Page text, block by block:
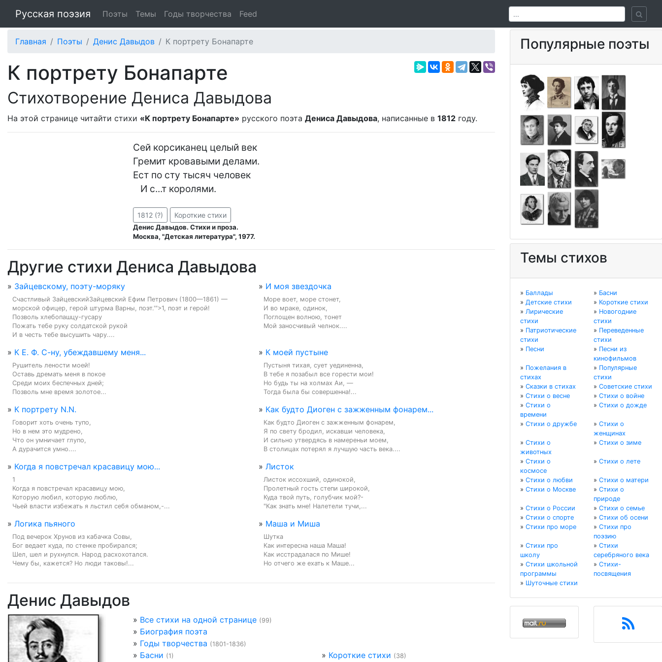
Русская поэзия Поэты Темы Годы творчества Feed
Главная Поэты Денис Давыдов К портрету Бонапарте
К портрету Бонапарте
Стихотворение Дениса Давыдова
На этой странице читайти стихи «К портрету Бонапарте» русского поэта Дениса Давыдова, написанные в 1812 году.
Сей корсиканец целый век
Гремит кровавыми делами.
Ест по сту тысяч человек
   И с...т королями.
1812 (?) Короткие стихи
Денис Давыдов. Стихи и проза.
Москва, "Детская литература", 1977.
Другие стихи Дениса Давыдова
» Зайцевскому, поэту-моряку
Счастливый ЗайцевскийЗайцевский Ефим Петрович (1800—1861) —
морской офицер, герой штурма Варны, поэт.'">1, поэт и герой!
Позволь хлебопашцу-гусару
Пожать тебе руку солдатской рукой
И в честь тебе высушить чару....
» И моя звездочка
Море воет, море стонет,
И во мраке, одинок,
Поглощен волною, тонет
Мой заносчивый челнок....
» К Е. Ф. С-ну, убеждавшему меня...
Рушитель лености моей!
Оставь дремать меня в покое
Среди моих беспечных дней;
Позволь мне время золотое...
» К моей пустыне
Пустыня тихая, сует уединенна,
В тебе я позабыл все горести мои!
Но будь ты на холмах Аи, —
Тогда была бы совершенна!...
» К портрету N.N.
Говорит хоть очень тупо,
Но в нем это мудрено,
Что он умничает глупо,
А дурачится умно....
» Как будто Диоген с зажженным фонарем...
Как будто Диоген с зажженным фонарем,
Я по свету бродил, искавши человека,
И сильно утвердясь в намереньи моем,
В столицах потерял я лучшую часть века....
» Когда я повстречал красавицу мою...
1
Когда я повстречал красавицу мою,
Которую любил, которую люблю,
Чьей власти избежать я льстил себя обманом,-...
» Листок
Листок иссохший, одинокой,
Пролетный гость степи широкой,
Куда твой путь, голубчик мой?-
"Как знать мне! Налетели тучи,...
» Логика пьяного
Под вечерок Хрунов из кабачка Совы,
Бог ведает куда, по стенке пробирался;
Шел, шел и рухнулся. Народ расхохотался.
Чему бы, кажется? Но люди таковы!...
» Маша и Миша
Шутка
Как интересна наша Маша!
Как исстрадалася по Мише!
Но отчего же ехать к Маше...
Денис Давыдов
» Все стихи на одной странице (99)
» Биография поэта
» Годы творчества (1801-1836)
» Басни (1) » Короткие стихи (38)
Популярные поэты
Темы стихов
» Баллады » Басни
» Детские стихи » Короткие стихи
» Лирические
стихи
» Новогодние
стихи
» Патриотические
стихи
» Переведенные
стихи
» Песни » Песни из
кинофильмов
» Пожелания в
стихах
» Популярные
стихи
» Сказки в стихах » Советские стихи
» Стихи о весне » Стихи о войне
» Стихи о
времени
» Стихи о дожде
» Стихи о дружбе » Стихи о
женщинах
» Стихи о
животных
» Стихи о зиме
» Стихи о
космосе
» Стихи о лете
» Стихи о любви » Стихи о матери
» Стихи о Москве » Стихи о
природе
» Стихи о России » Стихи о семье
» Стихи о спорте » Стихи об осени
» Стихи про море » Стихи про
поэзию
» Стихи про
школу
» Стихи
серебряного века
» Стихи школьной
программы
» Стихи-
посвящения
» Шуточные стихи